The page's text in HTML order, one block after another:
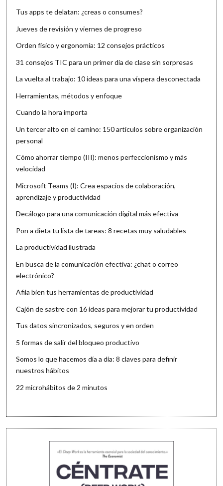
Tus apps te delatan: ¿creas o consumes?
Jueves de revisión y viernes de progreso
Orden físico y ergonomía: 12 consejos prácticos
31 consejos TIC para un primer día de clase sin sorpresas
La vuelta al trabajo: 10 ideas para una víspera desconectada
Herramientas, métodos y enfoque
Cuando la hora importa
Un tercer alto en el camino: 150 artículos sobre organización
personal
Cómo ahorrar tiempo (III): menos perfeccionismo y más
velocidad
Microsoft Teams (I): Crea espacios de colaboración,
aprendizaje y productividad
Decálogo para una comunicación digital más efectiva
Pon a dieta tu lista de tareas: 8 recetas muy saludables
La productividad ilustrada
En busca de la comunicación efectiva: ¿chat o correo
electrónico?
Afila bien tus herramientas de productividad
Cajón de sastre con 16 ideas para mejorar tu productividad
Tus datos sincronizados, seguros y en orden
5 formas de salir del bloqueo productivo
Somos lo que hacemos día a día: 8 claves para definir
nuestros hábitos
22 microhábitos de 2 minutos